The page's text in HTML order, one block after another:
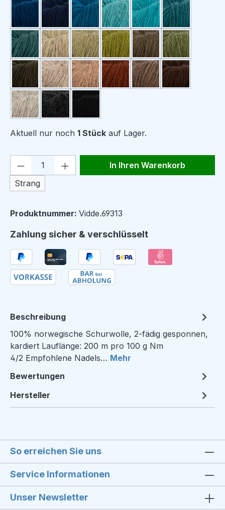
301 lys marineblå
314 marineblå
310 petrol303 lys turkis
316 turkis302
334 petrolgrønn
333 lys lindegrønn
326 lindegrønn305 limegrønn337 støvet oliven
311
304 mørk olivengrønn
317 beige336 kamel306 kobberbrun
323 mellombrun
322 brun
321 naturgrå319 koksgrå
Aktuell nur noch 1 Stück auf Lager.
Produkt Anzahl: Gib den
Strang
In Ihren Warenkorb
Produktnummer: Vidde.69313
Zahlung sicher & verschlüsselt
Beschreibung
100% norwegische Schurwolle, 2-fädig gesponnen,
kardiert Lauflänge: 200 m pro 100 g Nm
4/2 Empfohlene Nadels… Mehr
Bewertungen
Hersteller
So erreichen Sie uns
Service Informationen
Unser Newsletter